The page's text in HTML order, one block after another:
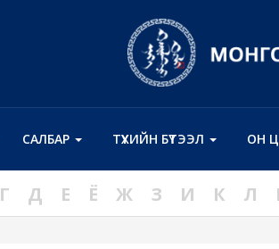
САЛБАР ТҮҮХИЙН БҮТЭЭЛ ОН
Г Д Е Ё Ж З И К Л